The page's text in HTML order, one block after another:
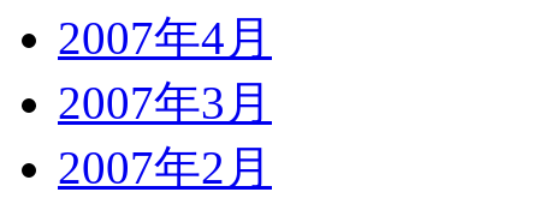
2007年4月
2007年3月
2007年2月